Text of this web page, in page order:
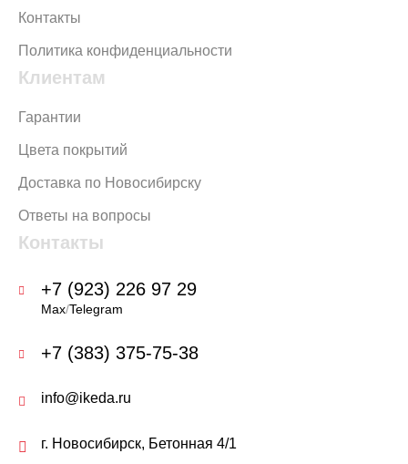
Контакты
Политика конфиденциальности
Клиентам
Гарантии
Цвета покрытий
Доставка по Новосибирску
Ответы на вопросы
Контакты
+7 (923) 226 97 29
Max/Telegram
+7 (383) 375-75-38
info@ikeda.ru
г. Новосибирск, Бетонная 4/1